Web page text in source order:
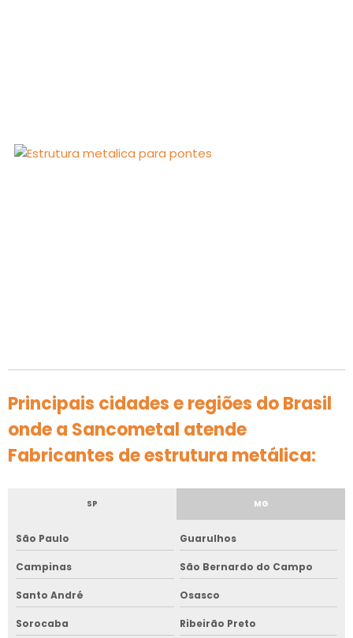
Principais cidades e regiões do Brasil
onde a Sancometal atende
Fabricantes de estrutura metálica:
SP MG
São Paulo Guarulhos
Campinas São Bernardo do Campo
Santo André Osasco
Sorocaba Ribeirão Preto